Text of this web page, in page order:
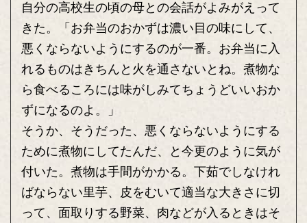
自分の高校生の頃の母との会話がよみがえって
きた。「お弁当のおかずは濃い目の味にして、
悪くならないようにするのが一番。お弁当に入
れるものはきちんと火を通さないとね。煮物な
ら食べるころには味がしみてちょうどいいおか
ずになるのよ。」
そうか、そうだった、悪くならないようにする
ために煮物にしてたんだ、と今更のように気が
付いた。煮物は手間がかかる。下茹でしなけれ
ばならない里芋、皮をむいて適当な大きさに切
って、面取りする野菜、肉などが入るときはそ